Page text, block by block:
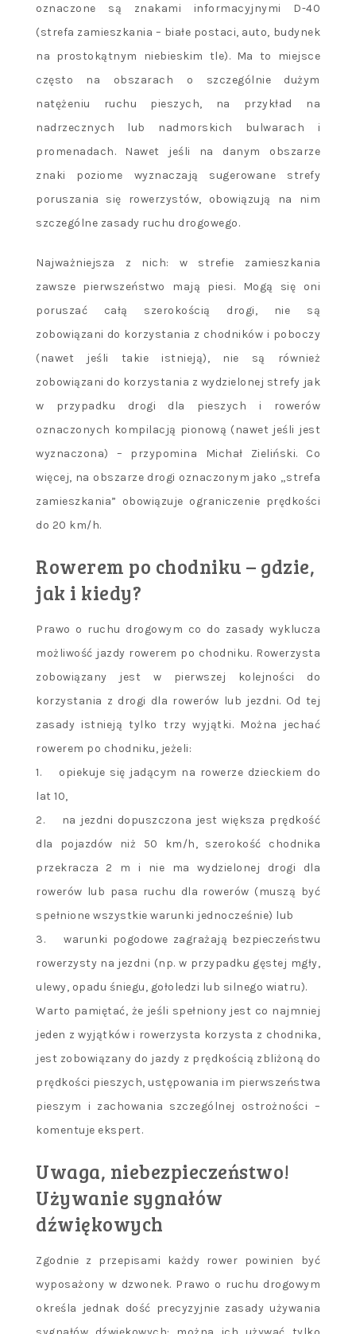
oznaczone są znakami informacyjnymi D-40
(strefa zamieszkania – białe postaci, auto, budynek
na prostokątnym niebieskim tle). Ma to miejsce
często na obszarach o szczególnie dużym
natężeniu ruchu pieszych, na przykład na
nadrzecznych lub nadmorskich bulwarach i
promenadach. Nawet jeśli na danym obszarze
znaki poziome wyznaczają sugerowane strefy
poruszania się rowerzystów, obowiązują na nim
szczególne zasady ruchu drogowego.
Najważniejsza z nich: w strefie zamieszkania
zawsze pierwszeństwo mają piesi. Mogą się oni
poruszać całą szerokością drogi, nie są
zobowiązani do korzystania z chodników i poboczy
(nawet jeśli takie istnieją), nie są również
zobowiązani do korzystania z wydzielonej strefy jak
w przypadku drogi dla pieszych i rowerów
oznaczonych kompilacją pionową (nawet jeśli jest
wyznaczona) – przypomina Michał Zieliński. Co
więcej, na obszarze drogi oznaczonym jako „strefa
zamieszkania” obowiązuje ograniczenie prędkości
do 20 km/h.
Rowerem po chodniku – gdzie,
jak i kiedy?
Prawo o ruchu drogowym co do zasady wyklucza
możliwość jazdy rowerem po chodniku. Rowerzysta
zobowiązany jest w pierwszej kolejności do
korzystania z drogi dla rowerów lub jezdni. Od tej
zasady istnieją tylko trzy wyjątki. Można jechać
rowerem po chodniku, jeżeli:
1. opiekuje się jadącym na rowerze dzieckiem do
lat 10,
2. na jezdni dopuszczona jest większa prędkość
dla pojazdów niż 50 km/h, szerokość chodnika
przekracza 2 m i nie ma wydzielonej drogi dla
rowerów lub pasa ruchu dla rowerów (muszą być
spełnione wszystkie warunki jednocześnie) lub
3. warunki pogodowe zagrażają bezpieczeństwu
rowerzysty na jezdni (np. w przypadku gęstej mgły,
ulewy, opadu śniegu, gołoledzi lub silnego wiatru).
Warto pamiętać, że jeśli spełniony jest co najmniej
jeden z wyjątków i rowerzysta korzysta z chodnika,
jest zobowiązany do jazdy z prędkością zbliżoną do
prędkości pieszych, ustępowania im pierwszeństwa
pieszym i zachowania szczególnej ostrożności –
komentuje ekspert.
Uwaga, niebezpieczeństwo!
Używanie sygnałów
dźwiękowych
Zgodnie z przepisami każdy rower powinien być
wyposażony w dzwonek. Prawo o ruchu drogowym
określa jednak dość precyzyjnie zasady używania